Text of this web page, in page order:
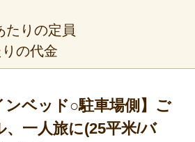
たりの定員
の代金
ンベッド○駐車場側】ご
、一人旅に(25平米/バ